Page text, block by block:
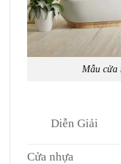
Mẫu cửa
Diễn Giải
Cửa nhựa